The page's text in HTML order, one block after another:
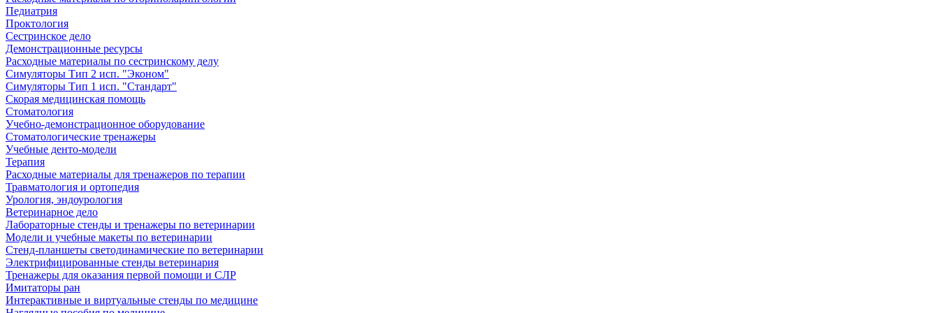
Педиатрия
Проктология
Сестринское дело
Демонстрационные ресурсы
Расходные материалы по сестринскому делу
Симуляторы Тип 2 исп. "Эконом"
Симуляторы Тип 1 исп. "Стандарт"
Скорая медицинская помощь
Стоматология
Учебно-демонстрационное оборудование
Стоматологические тренажеры
Учебные денто-модели
Терапия
Расходные материалы для тренажеров по терапии
Травматология и ортопедия
Урология, эндоурология
Ветеринарное дело
Лабораторные стенды и тренажеры по ветеринарии
Модели и учебные макеты по ветеринарии
Стенд-планшеты светодинамические по ветеринарии
Электрифицированные стенды ветеринария
Тренажеры для оказания первой помощи и СЛР
Имитаторы ран
Интерактивные и виртуальные стенды по медицине